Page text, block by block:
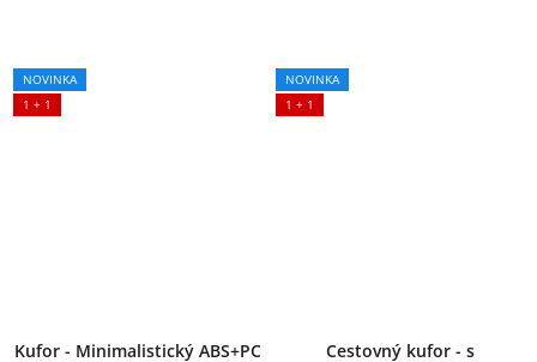
NOVINKA
1 + 1
Kufor - Minimalistický ABS+PC
NOVINKA
1 + 1
Cestovný kufor - s